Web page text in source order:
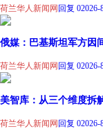
荷兰华人新闻网回复 02026-
俄媒：巴基斯坦军方因
荷兰华人新闻网 回复 02026-
美智库：从三个维度拆
荷兰华人新闻网 回复 02026-